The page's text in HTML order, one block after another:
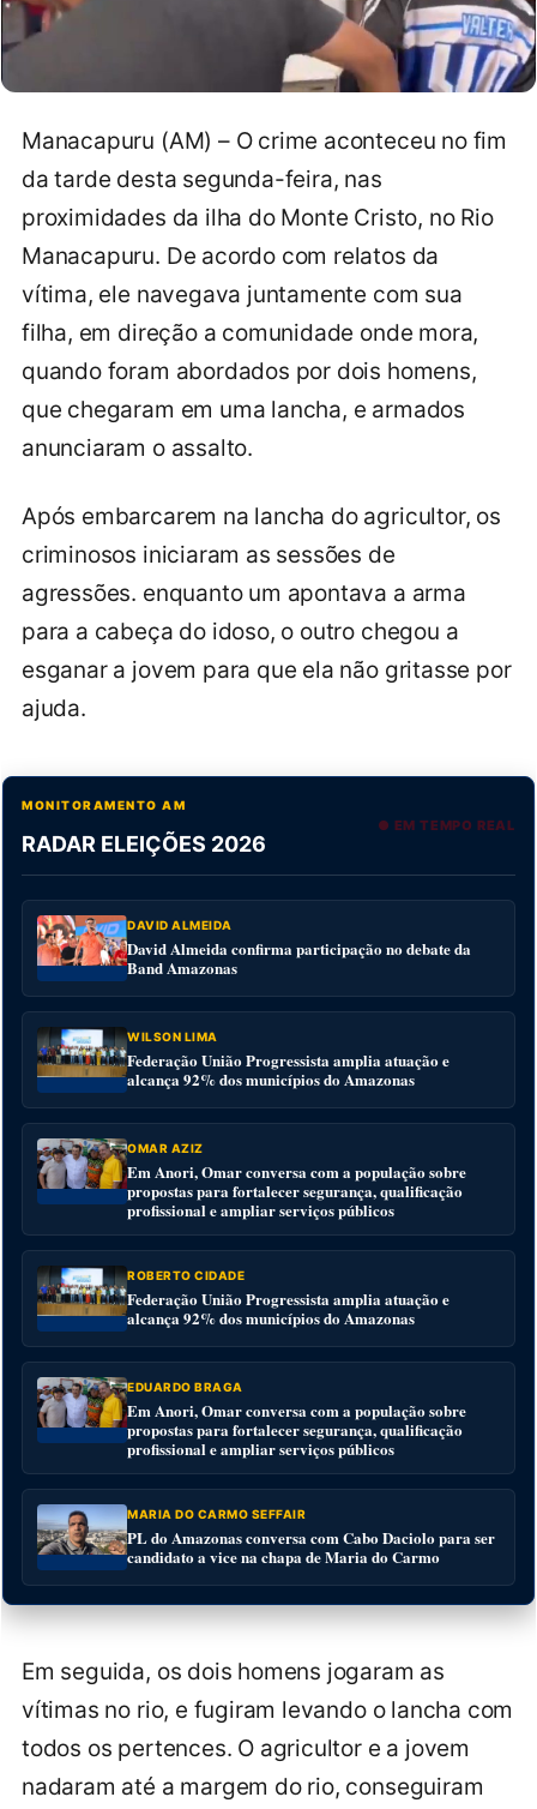
Manacapuru (AM) – O crime aconteceu no fim
da tarde desta segunda-feira, nas
proximidades da ilha do Monte Cristo, no Rio
Manacapuru. De acordo com relatos da
vítima, ele navegava juntamente com sua
filha, em direção a comunidade onde mora,
quando foram abordados por dois homens,
que chegaram em uma lancha, e armados
anunciaram o assalto.
Após embarcarem na lancha do agricultor, os
criminosos iniciaram as sessões de
agressões. enquanto um apontava a arma
para a cabeça do idoso, o outro chegou a
esganar a jovem para que ela não gritasse por
ajuda.
MONITORAMENTO AM
RADAR ELEIÇÕES 2026
● EM TEMPO REAL
DAVID ALMEIDA
David Almeida confirma participação no debate da
Band Amazonas
WILSON LIMA
Federação União Progressista amplia atuação e
alcança 92% dos municípios do Amazonas
OMAR AZIZ
Em Anori, Omar conversa com a população sobre
propostas para fortalecer segurança, qualificação
profissional e ampliar serviços públicos
ROBERTO CIDADE
Federação União Progressista amplia atuação e
alcança 92% dos municípios do Amazonas
EDUARDO BRAGA
Em Anori, Omar conversa com a população sobre
propostas para fortalecer segurança, qualificação
profissional e ampliar serviços públicos
MARIA DO CARMO SEFFAIR
PL do Amazonas conversa com Cabo Daciolo para ser
candidato a vice na chapa de Maria do Carmo
Em seguida, os dois homens jogaram as
vítimas no rio, e fugiram levando o lancha com
todos os pertences. O agricultor e a jovem
nadaram até a margem do rio, conseguiram